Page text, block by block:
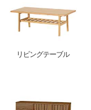
リビングテーブル